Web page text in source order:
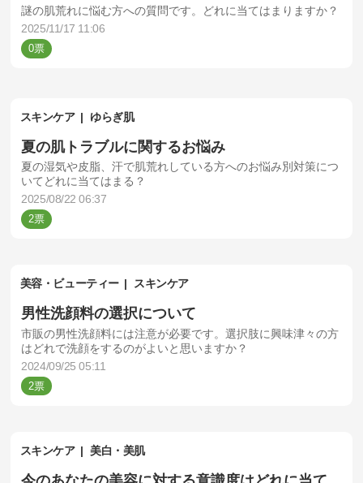
謎の肌荒れに悩む方への質問です。どれに当てはまりますか？
2025/11/17 11:06
0
スキンケア ゆらぎ肌
夏の肌トラブルに関するお悩み
夏の湿気や皮脂、汗で肌荒れしている方へのお悩み別対策につ
いてどれに当てはまる？
2025/08/22 06:37
2
美容・ビューティー スキンケア
男性洗顔料の選択について
市販の男性洗顔料には注意が必要です。選択肢に興味津々の方
はどれで洗顔をするのがよいと思いますか？
2024/09/25 05:11
2
スキンケア 美白・美肌